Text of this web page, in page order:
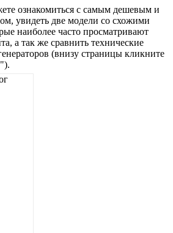
ознакомиться с самым дешевым и
увидеть две модели со схожими
наиболее часто просматривают
а так же сравнить технические
(внизу страницы кликните